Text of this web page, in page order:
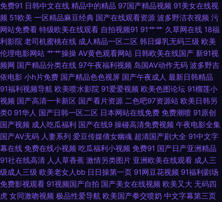
页 91人妻人精人人操 日韩啪啪啪在线 岛国成人在线不卡 91福利射视频 婷婷
丁香先锋 国产精品久久情 91jk红杏 久久青青草操比较换 国产精品久久超碰
91色超碰香蕉 日韩中文字幕 福利精品国产精品 AV倫理巨乳性爱 91xxcc免费
网站入口 日韩色情妈妈 九草免费在线 91秒拍视频福利 先锋影音AV资源网站
欧美日色网 成人ss网站 在线播放的AV网站 国产ts人妖在线播放 五月丁香插
b 在线视频传媒 91熊猫传媒 丁香亚洲色五月 久久国产精选久久 91国产视频
91狠狠综合链 五月婷婷蜜桃在线 51视频在线观看国产 91人草 91制片aⅴ 九
色国产夫妻九色 青青草一起艹 五月丁香影视 一本色道婷婷久久 91国产福利
免费91 日韩中文在线 精品中的精品 97国产精品视频 91美女在线视
频 51欧美 一区精品麻豆经典 国产在线观看资源 波多野洁衣视频 污
网站免费看 特级欧美在线观看 自拍视频91 91艹艹 久草网在线 18福
利影院 老司机蜜桃在线 成人精品一区二区 韩日爆乳无码三级 欧美
伦理电影网站 艹艹操操 AV黄色观看网站 日韩欧美在线国产 新91视
频网 国产精品分类在线 97午夜福利视频 岛国AV动作无码 波多野吉
依电影 小h片免费 国产精品色色视屏 国产午夜成人 最新日韩精品
91福利视频导航 欧美喷水影院 91爱爱视频 欧美色图论坛 91榴莲小
视频 国产高清一卡新区 国产看片资源 二色吧97资源站 欧美日韩另
类0 91华人 国产日韩一区二区 日本网站在线免费 免费潮喷 91原创
国产视频 成人吃瓜福利 国产在线9 操碰高清免费视频 午夜电影全集
国产AV无码 人妻系列 爱豆传媒倩女幽魂 超清国产剧大全 91中文字
幕在线 免费在线小视频 吃瓜福利小视频 免费91 国产日产亚洲精品
91社在线高清 人人草香蕉 激情另类图片 亚洲欧美在线观看 成人三
级成人三级 欧美老女人bb 日日操第一页 91网豆花视频 91福利剧场
免费影视观看 91视频国产自拍 国产美女在线视频 欧美又大 无码四
虎 女同激吻视频 极品性爱导航 欧美国产拳交喷奶 中文字幕第三页